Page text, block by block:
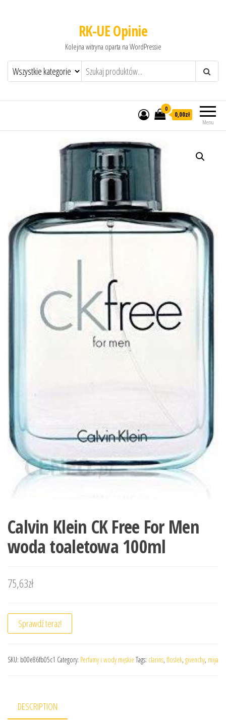
RK-UE Opinie
Kolejna witryna oparta na WordPressie
Menu
0
0,00zł
Calvin Klein CK Free For Men
woda toaletowa 100ml
75,63zł
Sprawdź teraz!
SKU: b00e86fb05c1 Category: Perfumy i wody męskie Tags: clarins, floslek, givenchy, miya
DESCRIPTION